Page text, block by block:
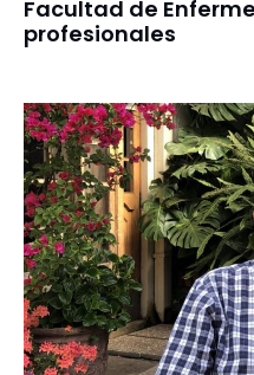
Facultad de
profesionales